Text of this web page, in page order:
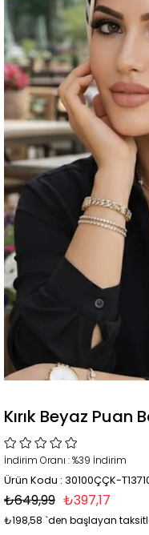
Kırık Beyaz Puan
İndirim Oranı :%39 İndirim
Ürün Kodu : 30100ÇÇK-
₺649,99 ₺397,17
₺198,58 `den başlayan